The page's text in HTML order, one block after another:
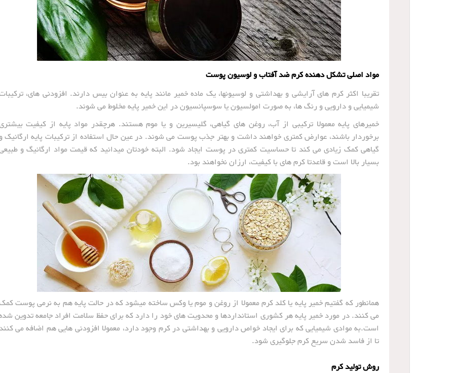
مواد اصلی تشکل دهنده کرم ضد آفتاب و لوسیون پوست
تقریبا اکثر کرم های آرایشی و بهداشتی و لوسیونها، یک ماده خمیر مانند پایه به عنوان بیس دارند. افزودنی های،
شیمیایی و دارویی و رنگ ها، به صورت امولسیون یا سوسپانسیون در این خمیر پایه مخلوط می شوند.
خمیرهای پایه معمولا ترکیبی از آب، روغن های گیاهی، گلیسیرین و یا موم هستند. هرچقدر مواد پایه از کیفیت
برخوردار باشند، عوارض کمتری خواهند داشت و بهتر جذب پوست می شوند. در عین حال استفاده از ترکیبات پایه ارگانیک
گیاهی کمک زیادی می کند تا حساسیت کمتری در پوست ایجاد شود. البته خودتان میدانید که قیمت مواد ارگانیگ و
بسیار بالا است و قاعدتا کرم های با کیفیت، ارزان نخواهند بود.
همانطور که گفتیم خمیر پایه یا کلد کرم معمولا از روغن و موم یا وکس ساخته میشود که در حالت پایه هم به نرمی پوست
می کنند. در مورد خمیر پایه هر کشوری استانداردها و محدویت های خود را دارد که برای حفظ سلامت افراد جامعه تدوین
است.به موادی شیمیایی که برای ایجاد خواص دارویی و بهداشتی در کرم وجود دارد، معمولا افزودنی هایی هم اضافه می کنند
تا از فاسد شدن سریع کرم جلوگیری شود.
روش تولید کرم